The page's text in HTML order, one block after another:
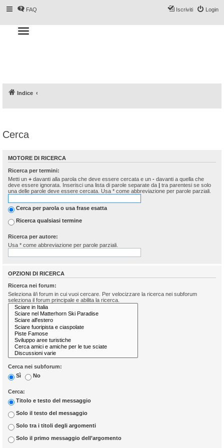
FAQ Login
Iscriviti
T
o
g
a
t
Indice
Cerca
MOTORE DI RICERCA
Ricerca per termini:
Metti un + davanti alla parola che deve essere cercata e un - davanti a quella che
deve essere ignorata. Inserisci una lista di parole separate da | tra parentesi se solo
una delle parole deve essere cercata. Usa * come abbreviazione per parole parziali.
Cerca per parola o usa frase esatta
Ricerca qualsiasi termine
Ricerca per autore:
Usa * come abbreviazione per parole parziali.
OPZIONI DI RICERCA
Ricerca nei forum:
Seleziona il/i forum in cui vuoi cercare. Per velocizzare la ricerca nei subforum
seleziona il forum principale e abilita la ricerca.
Cerca nei subforum:
Sì
No
Cerca:
Titolo e testo del messaggio
Solo il testo del messaggio
Solo tra i titoli degli argomenti
Solo il primo messaggio dell’argomento